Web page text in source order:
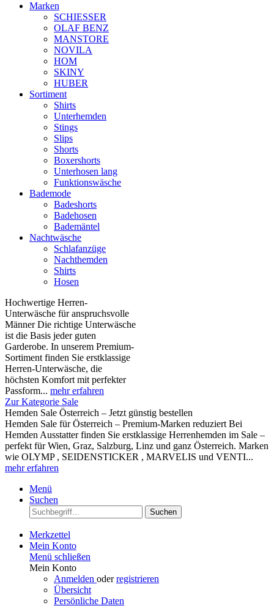
Marken
SCHIESSER
OLAF BENZ
MANSTORE
NOVILA
HOM
SKINY
HUBER
Sortiment
Shirts
Unterhemden
Stings
Slips
Shorts
Boxershorts
Unterhosen lang
Funktionswäsche
Bademode
Badeshorts
Badehosen
Bademäntel
Nachtwäsche
Schlafanzüge
Nachthemden
Shirts
Hosen
Hochwertige Herren-
Unterwäsche für anspruchsvolle
Männer Die richtige Unterwäsche
ist die Basis jeder guten
Garderobe. In unserem Premium-
Sortiment finden Sie erstklassige
Herren-Unterwäsche, die
höchsten Komfort mit perfekter
Passform... mehr erfahren
Zur Kategorie Sale
Hemden Sale Österreich – Jetzt günstig bestellen
Hemden Sale für Österreich – Premium-Marken reduziert Bei
Hemden Ausstatter finden Sie erstklassige Herrenhemden im Sale –
perfekt für Wien, Graz, Salzburg, Linz und ganz Österreich. Marken
wie OLYMP , SEIDENSTICKER , MARVELIS und VENTI...
mehr erfahren
Menü
Suchen
Suchen
Merkzettel
Mein Konto
Menü schließen
Mein Konto
Anmelden oderregistrieren
Übersicht
Persönliche Daten